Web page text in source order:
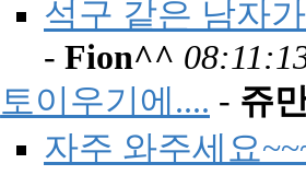
석구 같은 남자
- Fion^^
토이우기에.... - 쥬
자주 와주세요